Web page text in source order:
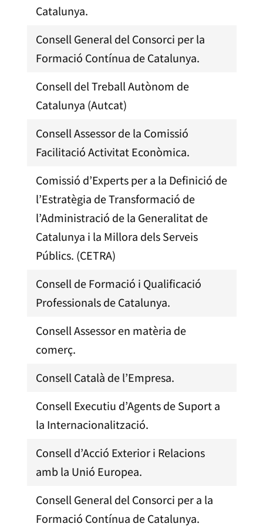
Catalunya.
Consell General del Consorci per la
Formació Contínua de Catalunya.
Consell del Treball Autònom de
Catalunya (Autcat)
Consell Assessor de la Comissió
Facilitació Activitat Econòmica.
Comissió d’Experts per a la Definició de
l’Estratègia de Transformació de
l’Administració de la Generalitat de
Catalunya i la Millora dels Serveis
Públics. (CETRA)
Consell de Formació i Qualificació
Professionals de Catalunya.
Consell Assessor en matèria de
comerç.
Consell Català de l’Empresa.
Consell Executiu d’Agents de Suport a
la Internacionalització.
Consell d’Acció Exterior i Relacions
amb la Unió Europea.
Consell General del Consorci per a la
Formació Contínua de Catalunya.